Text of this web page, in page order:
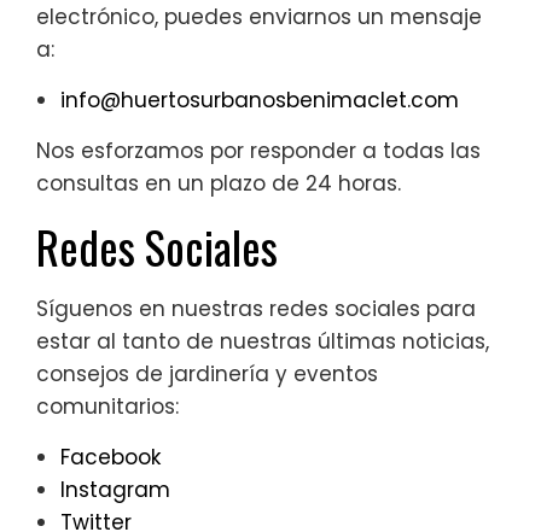
electrónico, puedes enviarnos un mensaje
a:
info@huertosurbanosbenimaclet.com
Nos esforzamos por responder a todas las
consultas en un plazo de 24 horas.
Redes Sociales
Síguenos en nuestras redes sociales para
estar al tanto de nuestras últimas noticias,
consejos de jardinería y eventos
comunitarios:
Facebook
Instagram
Twitter